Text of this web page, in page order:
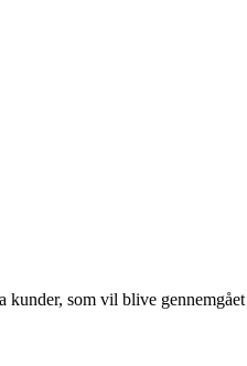
kunder, som vil blive gennemgået